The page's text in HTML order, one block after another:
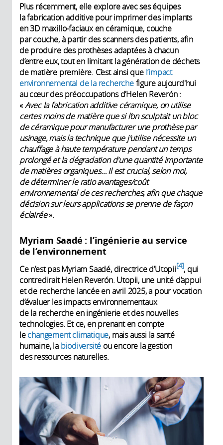
Plus récemment, elle explore avec ses équipes
la fabrication additive pour imprimer des implants
en 3D maxillo-faciaux en céramique, couche
par couche, à partir des scanners des patients, afin
de produire des prothèses adaptées à chacun
d’entre eux, tout en limitant la génération de déchets
de matière première. C’est ainsi que l’impact
environnemental de la recherchefigure aujourd'hui
au cœur des préoccupations d’Helen Reverón :
«Avec la fabrication additive céramique, on utilise
certes moins de matière que si l’on sculptait un bloc
de céramique pour manufacturer une prothèse par
usinage, mais la technique que j'utilise nécessite un
chauffage à haute température pendant un temps
prolongé et la dégradation d'une quantité importante
de matières organiques… Il est crucial, selon moi,
de déterminer le ratio avantages/coût
environnemental de ces recherches, afin que chaque
décision sur leurs applications se prenne de façon
éclairée».
Myriam Saadé : l’ingénierie au service
de l’environnement
Ce n’est pas Myriam Saadé, directrice d’Utopii 4 , qui
contredirait Helen Reverón. Utopii, une unité d’appui
et de recherche lancée en avril 2025, a pour vocation
d’évaluer les impacts environnementaux
de la recherche en ingénierie et des nouvelles
technologies. Et ce, en prenant en compte
lechangement climatique, mais aussi la santé
humaine, la biodiversité ou encore la gestion
des ressources naturelles.